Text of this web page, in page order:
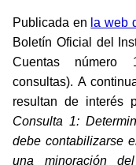
Publicada en la web
Boletín Oficial del
Cuentas número
consultas).A
resultan de interés
Consulta 1:
debe contabilizarse
una minoración